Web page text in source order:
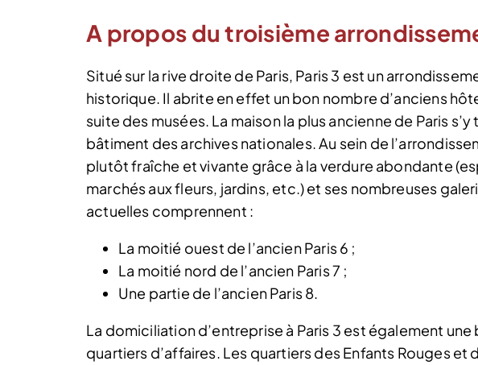
A propos du troisième
Situé sur la rive droite de Paris, Paris 3 est un
historique. Il abrite en effet un bon nombre d’anciens
suite des musées. La maison la plus ancienne de Paris
bâtiment des archives nationales. Au sein de
plutôt fraîche et vivante grâce à la verdure abondante
marchés aux fleurs, jardins, etc.) et ses nombreuses
actuelles comprennent :
La moitié ouest de l’ancien Paris 6 ;
La moitié nord de l’ancien Paris 7 ;
Une partie de l’ancien Paris 8.
La domiciliation d’entreprise à Paris 3 est également
quartiers d’affaires. Les quartiers des Enfants Rouges